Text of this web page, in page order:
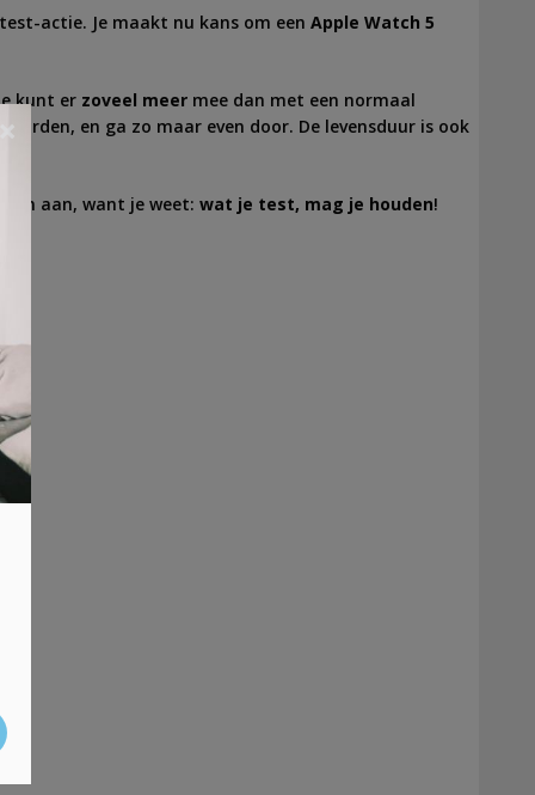
actie. Je maakt nu kans om een Apple Watch 5
kunt er zoveel meer mee dan met een normaal
en ga zo maar even door. De levensduur is ook
aan, want je weet: wat je test, mag je houden!